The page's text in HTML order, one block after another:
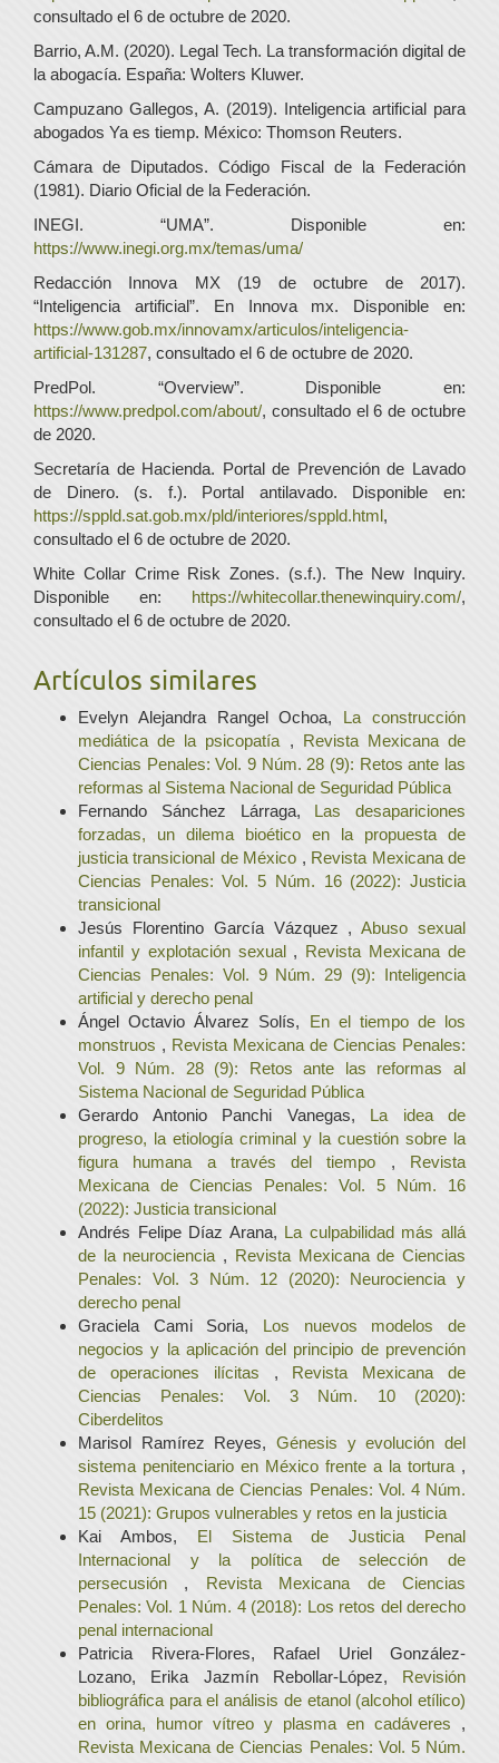
consultado el 6 de octubre de 2020.
Barrio, A.M. (2020). Legal Tech. La transformación digital de
la abogacía. España: Wolters Kluwer.
Campuzano Gallegos, A. (2019). Inteligencia artificial para
abogados Ya es tiemp. México: Thomson Reuters.
Cámara de Diputados. Código Fiscal de la Federación
(1981). Diario Oficial de la Federación.
INEGI. “UMA”. Disponible en:
https://www.inegi.org.mx/temas/uma/
Redacción Innova MX (19 de octubre de 2017).
“Inteligencia artificial”. En Innova mx. Disponible en:
https://www.gob.mx/innovamx/articulos/inteligencia-
artificial-131287, consultado el 6 de octubre de 2020.
PredPol. “Overview”. Disponible en:
https://www.predpol.com/about/, consultado el 6 de octubre
de 2020.
Secretaría de Hacienda. Portal de Prevención de Lavado
de Dinero. (s. f.). Portal antilavado. Disponible en:
https://sppld.sat.gob.mx/pld/interiores/sppld.html,
consultado el 6 de octubre de 2020.
White Collar Crime Risk Zones. (s.f.). The New Inquiry.
Disponible en: https://whitecollar.thenewinquiry.com/,
consultado el 6 de octubre de 2020.
Artículos similares
Evelyn Alejandra Rangel Ochoa, La construcción
mediática de la psicopatía , Revista Mexicana de
Ciencias Penales: Vol. 9 Núm. 28 (9): Retos ante las
reformas al Sistema Nacional de Seguridad Pública
Fernando Sánchez Lárraga, Las desapariciones
forzadas, un dilema bioético en la propuesta de
justicia transicional de México , Revista Mexicana de
Ciencias Penales: Vol. 5 Núm. 16 (2022): Justicia
transicional
Jesús Florentino García Vázquez ,Abuso sexual
infantil y explotación sexual , Revista Mexicana de
Ciencias Penales: Vol. 9 Núm. 29 (9): Inteligencia
artificial y derecho penal
Ángel Octavio Álvarez Solís, En el tiempo de los
monstruos , Revista Mexicana de Ciencias Penales:
Vol. 9 Núm. 28 (9): Retos ante las reformas al
Sistema Nacional de Seguridad Pública
Gerardo Antonio Panchi Vanegas, La idea de
progreso, la etiología criminal y la cuestión sobre la
figura humana a través del tiempo , Revista
Mexicana de Ciencias Penales: Vol. 5 Núm. 16
(2022): Justicia transicional
Andrés Felipe Díaz Arana, La culpabilidad más allá
de la neurociencia , Revista Mexicana de Ciencias
Penales: Vol. 3 Núm. 12 (2020): Neurociencia y
derecho penal
Graciela Cami Soria, Los nuevos modelos de
negocios y la aplicación del principio de prevención
de operaciones ilícitas , Revista Mexicana de
Ciencias Penales: Vol. 3 Núm. 10 (2020):
Ciberdelitos
Marisol Ramírez Reyes, Génesis y evolución del
sistema penitenciario en México frente a la tortura ,
Revista Mexicana de Ciencias Penales: Vol. 4 Núm.
15 (2021): Grupos vulnerables y retos en la justicia
Kai Ambos, El Sistema de Justicia Penal
Internacional y la política de selección de
persecusión , Revista Mexicana de Ciencias
Penales: Vol. 1 Núm. 4 (2018): Los retos del derecho
penal internacional
Patricia Rivera-Flores, Rafael Uriel González-
Lozano, Erika Jazmín Rebollar-López, Revisión
bibliográfica para el análisis de etanol (alcohol etílico)
en orina, humor vítreo y plasma en cadáveres ,
Revista Mexicana de Ciencias Penales: Vol. 5 Núm.